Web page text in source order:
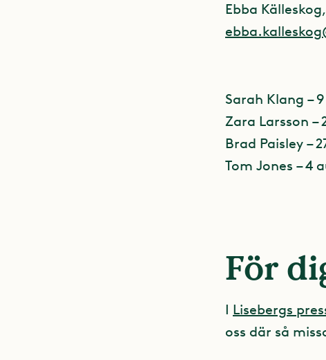
Ebba
Sarah Klang –
Zara Larsson –
Brad Paisley –
Tom Jones – 4
För
I Lisebergs
oss där så